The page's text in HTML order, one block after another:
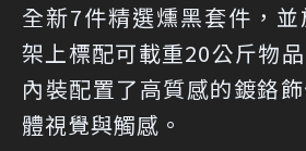
全新7件精選燻黑套件，
架上標配可載重20公斤物
內裝配置了高質感的鍍鉻
體視覺與觸感。